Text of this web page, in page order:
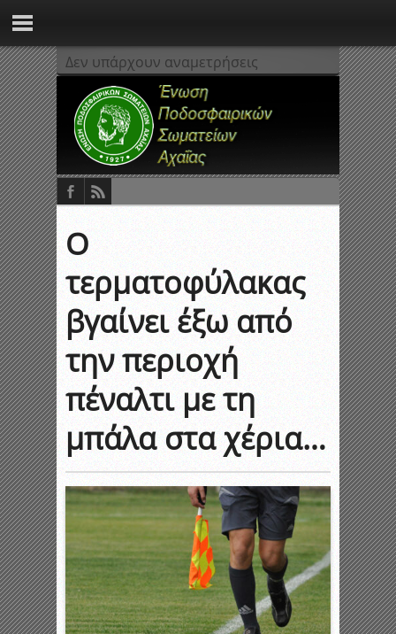
Δεν υπάρχουν αναμετρήσεις
Ο
τερματοφύλακας
βγαίνει έξω από
την περιοχή
πέναλτι με τη
μπάλα στα χέρια…